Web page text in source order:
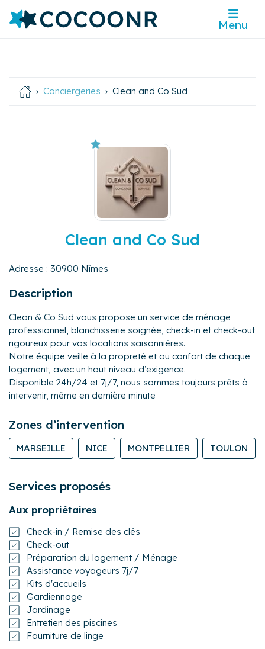
Menu
Conciergeries Clean and Co Sud
Clean and Co Sud
Adresse : 30900 Nîmes
Description
Clean & Co Sud vous propose un service de ménage
professionnel, blanchisserie soignée, check-in et check-out
rigoureux pour vos locations saisonnières.
Notre équipe veille à la propreté et au confort de chaque
logement, avec un haut niveau d’exigence.
Disponible 24h/24 et 7j/7, nous sommes toujours prêts à
intervenir, même en dernière minute
Zones d’intervention
MARSEILLE NICE MONTPELLIER TOULON
Services proposés
Aux propriétaires
Check-in / Remise des clés
Check-out
Préparation du logement / Ménage
Assistance voyageurs 7j/7
Kits d'accueils
Gardiennage
Jardinage
Entretien des piscines
Fourniture de linge